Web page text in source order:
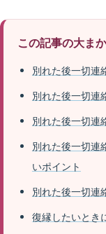
この記事の大ま
別れた後一切連
別れた後一切連
別れた後一切連
別れた後一切連
いポイント
別れた後一切連
復縁したいとき